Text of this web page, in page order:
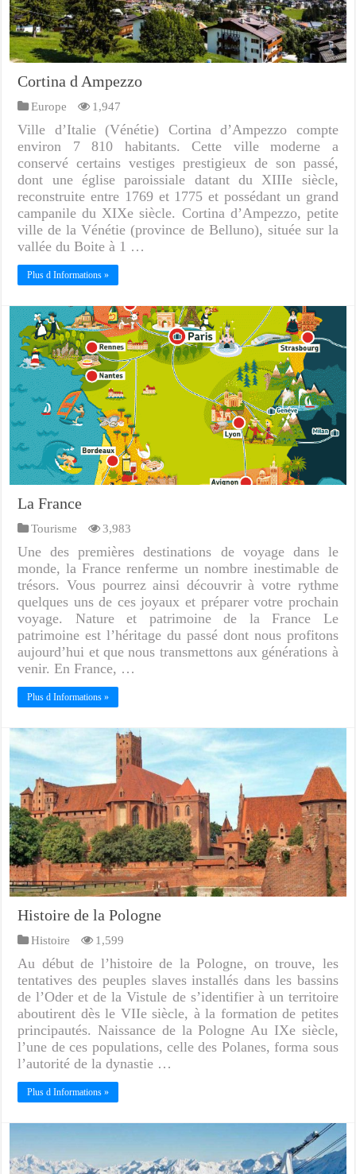
Cortina d Ampezzo
Europe 1,947
Ville d’Italie (Vénétie) Cortina d’Ampezzo compte
environ 7 810 habitants. Cette ville moderne a
conservé certains vestiges prestigieux de son passé,
dont une église paroissiale datant du XIIIe siècle,
reconstruite entre 1769 et 1775 et possédant un grand
campanile du XIXe siècle. Cortina d’Ampezzo, petite
ville de la Vénétie (province de Belluno), située sur la
vallée du Boite à 1 …
Plus d Informations »
La France
Tourisme 3,983
Une des premières destinations de voyage dans le
monde, la France renferme un nombre inestimable de
trésors. Vous pourrez ainsi découvrir à votre rythme
quelques uns de ces joyaux et préparer votre prochain
voyage. Nature et patrimoine de la France Le
patrimoine est l’héritage du passé dont nous profitons
aujourd’hui et que nous transmettons aux générations à
venir. En France, …
Plus d Informations »
Histoire de la Pologne
Histoire 1,599
Au début de l’histoire de la Pologne, on trouve, les
tentatives des peuples slaves installés dans les bassins
de l’Oder et de la Vistule de s’identifier à un territoire
aboutirent dès le VIIe siècle, à la formation de petites
principautés. Naissance de la Pologne Au IXe siècle,
l’une de ces populations, celle des Polanes, forma sous
l’autorité de la dynastie …
Plus d Informations »